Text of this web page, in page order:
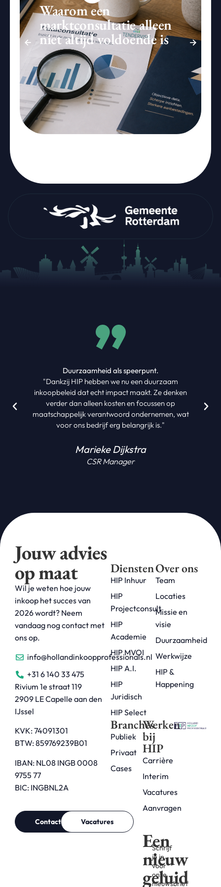
Waarom een
marktconsultatie alleen
niet altijd voldoende is
Duurzaamheid als speerpunt.
"Dankzij HIP hebben we nu een duurzaam
inkoopbeleid dat echt impact maakt. Ze denken
verder dan alleen kosten en focussen op
maatschappelijk verantwoord ondernemen, wat
voor ons bedrijf erg belangrijk is."
Marieke Dijkstra
CSR Manager
Jouw advies
op maat
Wil je weten hoe jouw
inkoop het succes van
2026 wordt? Neem
vandaag nog contact met
ons op.
info@hollandinkoopprofessionals.nl
+31 6 140 33 475
Rivium 1e straat 119
2909 LE Capelle aan den
IJssel
KVK: 74091301
BTW: 859769239B01
IBAN: NL08 INGB 0008
9755 77
BIC: INGBNL2A
Contact Vacatures
Diensten
HIP Inhuur
HIP
Projectconsult
HIP
Academie
HIP MVOI
HIP A.I.
HIP
Juridisch
HIP Select
Over ons
Team
Locaties
Missie en
visie
Duurzaamheid
Werkwijze
HIP &
Happening
Branches
Publiek
Privaat
Cases
Werken
bij
HIP
Carrière
Interim
Vacatures
Aanvragen
Een
nieuw
geluid
Schrijf
je in
voor
onze
nieuwsbrief